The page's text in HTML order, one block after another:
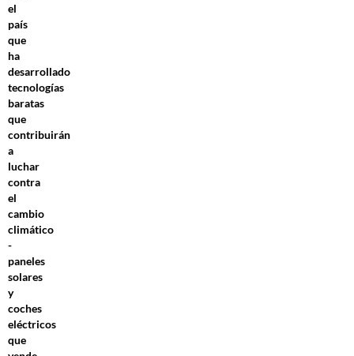
el
país
que
ha
desarrollado
tecnologías
baratas
que
contribuirán
a
luchar
contra
el
cambio
climático
-
paneles
solares
y
coches
eléctricos
que